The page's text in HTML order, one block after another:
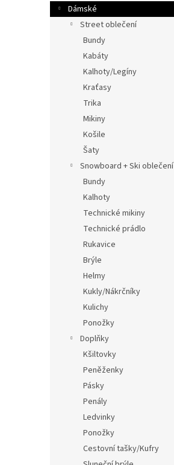
Dámské
Street oblečení
Bundy
Kabáty
Kalhoty/Legíny
Kraťasy
Trika
Mikiny
Košile
Šaty
Snowboard + Ski oblečení
Bundy
Kalhoty
Technické mikiny
Technické prádlo
Rukavice
Brýle
Helmy
Kukly/Nákrčníky
Kulichy
Ponožky
Doplňky
Kšiltovky
Peněženky
Pásky
Penály
Ledvinky
Ponožky
Cestovní tašky/Kufry